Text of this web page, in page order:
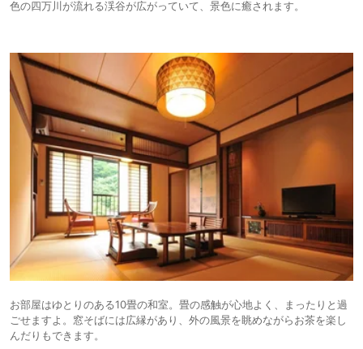
色の四万川が流れる渓谷が広がっていて、景色に癒されます。
お部屋はゆとりのある10畳の和室。畳の感触が心地よく、まったりと過
ごせますよ。窓そばには広縁があり、外の風景を眺めながらお茶を楽し
んだりもできます。